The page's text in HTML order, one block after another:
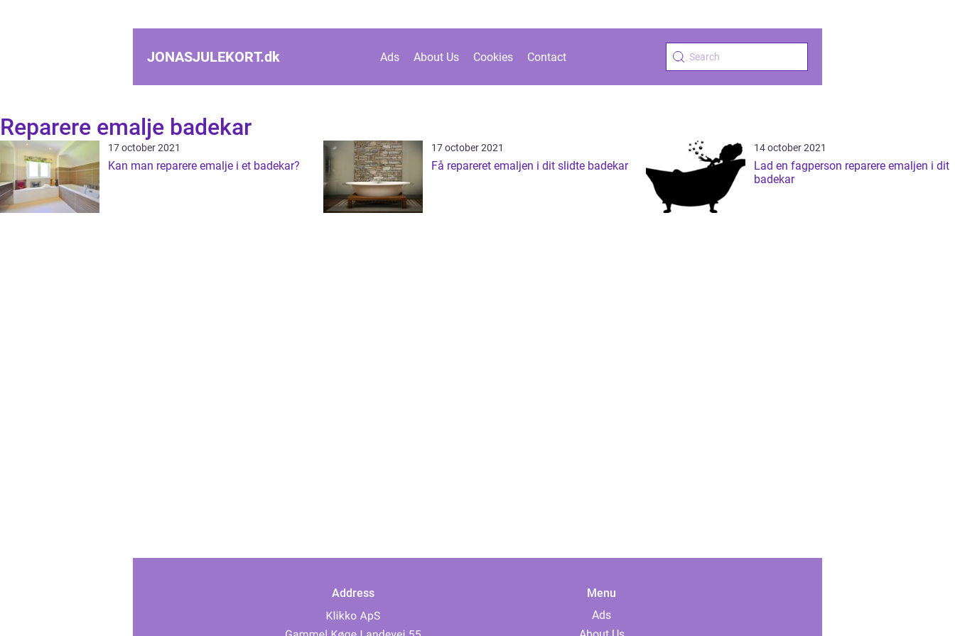
JONASJULEKORT.dk Ads About Us Cookies Contact
Reparere emalje badekar
17 october 2021
Kan man reparere emalje i et badekar?
17 october 2021
Få repareret emaljen i dit slidte badekar
14 october 2021
Lad en fagperson reparere emaljen i dit
badekar
Address
Menu
Ads